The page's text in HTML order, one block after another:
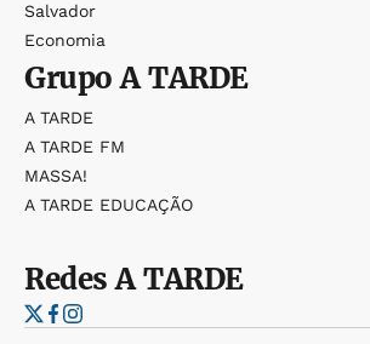
Salvador
Economia
GrupoA TARDE
A TARDE
A TARDE FM
MASSA!
A TARDE EDUCAÇÃO
RedesA TARDE